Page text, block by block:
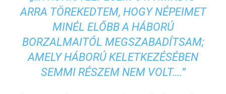
ARRA TÖREKEDTEM, HOGY NÉPEIMET
MINÉL ELŐBB A HÁBORÚ
BORZALMAITÓL MEGSZABADÍTSAM;
AMELY HÁBORÚ KELETKEZÉSÉBEN
SEMMI RÉSZEM NEM VOLT….”